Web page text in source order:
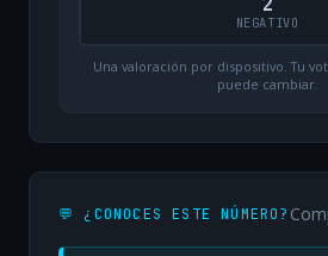
NEGATIVO
Una valoración por dispositivo. Tu
puede cambiar.
💬 ¿CONOCES ESTE NÚMERO?